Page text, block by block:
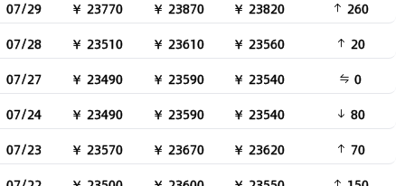
07/29
￥ 23770 ￥ 23870 ￥ 23820
260
07/28
￥ 23510 ￥ 23610 ￥ 23560
20
07/27
￥ 23490 ￥ 23590 ￥ 23540
0
07/24
￥ 23490 ￥ 23590 ￥ 23540
80
07/23
￥ 23570 ￥ 23670 ￥ 23620
70